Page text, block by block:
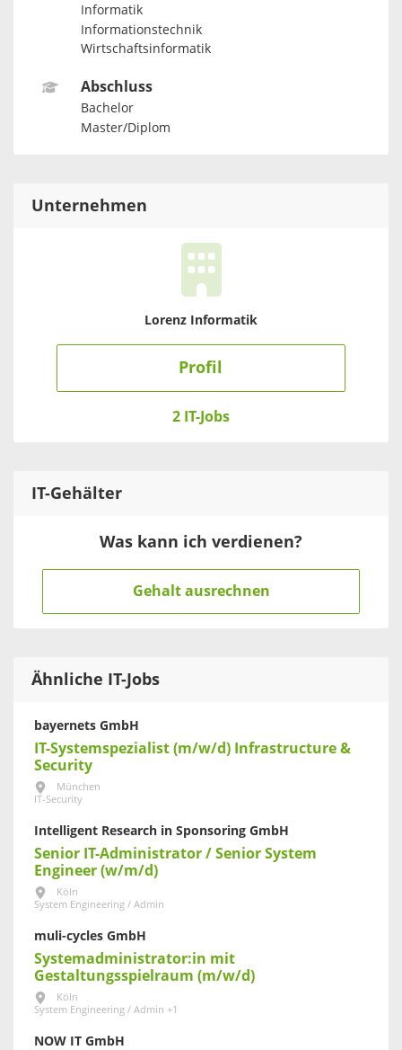
Informatik
Informationstechnik
Wirtschaftsinformatik
Abschluss
Bachelor
Master/Diplom
Unternehmen
Lorenz Informatik
Profil
2 IT-Jobs
IT-Gehälter
Was kann ich verdienen?
Gehalt ausrechnen
Ähnliche IT-Jobs
bayernets GmbH
IT-Systemspezialist (m/w/d) Infrastructure &
Security
München
IT-Security
Intelligent Research in Sponsoring GmbH
Senior IT-Administrator / Senior System
Engineer (w/m/d)
Köln
System Engineering / Admin
muli-cycles GmbH
Systemadministrator:in mit
Gestaltungsspielraum (m/w/d)
Köln
System Engineering / Admin +1
NOW IT GmbH